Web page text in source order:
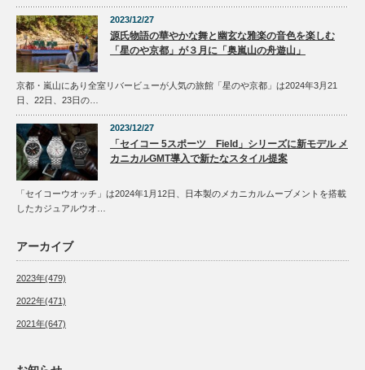
2023/12/27
源氏物語の華やかな舞と幽玄な雅楽の音色を楽しむ
「星のや京都」が３月に「奥嵐山の舟遊山」
京都・嵐山にあり全室リバービューが人気の旅館「星のや京都」は2024年3月21
日、22日、23日の…
2023/12/27
「セイコー 5スポーツ Field」シリーズに新モデル メ
カニカルGMT導入で新たなスタイル提案
「セイコーウオッチ」は2024年1月12日、日本製のメカニカルムーブメントを搭載
したカジュアルウオ…
アーカイブ
2023年(479)
2022年(471)
2021年(647)